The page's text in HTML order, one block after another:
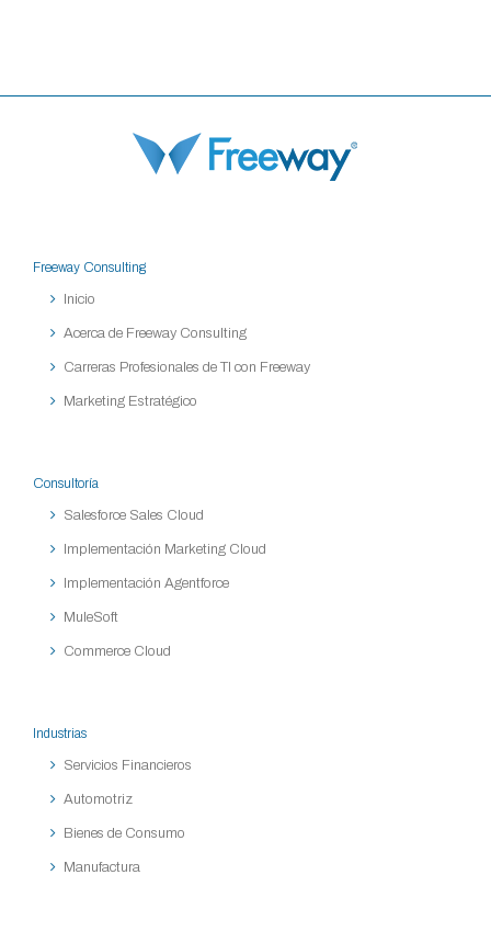
Freeway Consulting
Inicio
Acerca de Freeway Consulting
Carreras Profesionales de TI con Freeway
Marketing Estratégico
Consultoría
Salesforce Sales Cloud
Implementación Marketing Cloud
Implementación Agentforce
MuleSoft
Commerce Cloud
Industrias
Servicios Financieros
Automotriz
Bienes de Consumo
Manufactura